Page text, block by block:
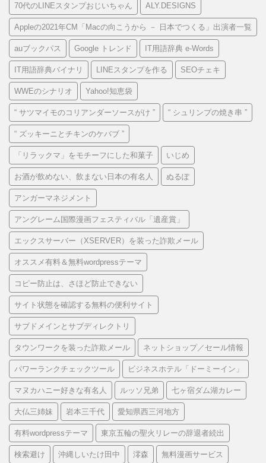
70代のLINEスタンプおじいちゃん ALY.DESIGNS
Appleの2021年CM「Macの向こうから － 日本でつくる」出演者一覧
auブックパス Google トレンド IT用語辞典 e-Words
IT用語辞典バイナリ LINEスタンプを作る SEOチェキ
WWEのシナリオ Yahoo!知恵袋
“ サツマイモのコリアンダーソースがけ ” “ シュリンプの焼き串 ”
“ ズッキーニとチキンのケバブ ”
「リラックマ」をモチーフにした和菓子 いじめ
お酒が飲めない、飲まない日本の有名人 ぬるぽ
アンガーマネジメント
アングレーム国際漫画フェスティバル「遺産賞」
エックスサーバー（XSERVER）を装った詐欺メール
オススメ有料＆無料wordpressテーマ
コピー防止は、さほど防止できない
サイト状態を確認する無料の便利サイト
サブドメインとサブディレクトリ
タウンワークを装った詐欺メール ネットショップ／セール情報
パワーランクチェックツール ビジネスホテル「ドーミーイン」
マヌカハニー好きな有名人 ルッソ兄弟 七ヶ宿ダム湖カレー
大仏三姉妹 岩本三千代 愛知県西三河地方
有料wordpressテーマ 東京五輪の聖火リレーの辞退者続出
検索避け 沖縄しいたけ田中 澪森 無料漫画サービス